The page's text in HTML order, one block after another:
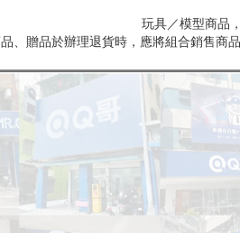
玩具／模型商品
、贈品於辦理退貨時，應將組合銷售商